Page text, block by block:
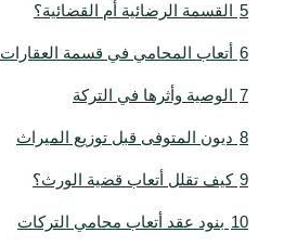
5 القسمة الرضائية أم القضائية؟
6 أتعاب المحامي في قسمة العقارات
7 الوصية وأثرها في التركة
8 ديون المتوفى قبل توزيع الميراث
9 كيف تقلل أتعاب قضية الورث؟
10 بنود عقد أتعاب محامي التركات